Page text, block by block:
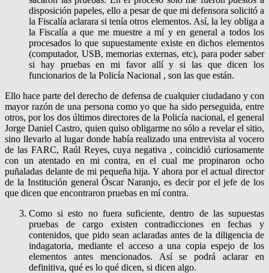
disposición papeles, ello a pesar de que mi defensora solicitó a
la Fiscalía aclarara si tenía otros elementos. Así, la ley obliga a
la Fiscalía a que me muestre a mí y en general a todos los
procesados lo que supuestamente existe en dichos elementos
(computador, USB, memorias externas, etc), para poder saber
si hay pruebas en mi favor allí y si las que dicen los
funcionarios de la Policía Nacional , son las que están.
Ello hace parte del derecho de defensa de cualquier ciudadano y con
mayor razón de una persona como yo que ha sido perseguida, entre
otros, por los dos últimos directores de la Policía nacional, el general
Jorge Daniel Castro, quien quiso obligarme no sólo a revelar el sitio,
sino llevarlo al lugar donde había realizado una entrevista al vocero
de las FARC, Raúl Reyes, cuya negativa , coincidió curiosamente
con un atentado en mi contra, en el cual me propinaron ocho
puñaladas delante de mi pequeña hija. Y ahora por el actual director
de la Institución general Óscar Naranjo, es decir por el jefe de los
que dicen que encontraron pruebas en mí contra.
Como si esto no fuera suficiente, dentro de las supuestas
pruebas de cargo existen contradicciones en fechas y
contenidos, que pido sean aclaradas antes de la diligencia de
indagatoria, mediante el acceso a una copia espejo de los
elementos antes mencionados. Así se podrá aclarar en
definitiva, qué es lo qué dicen, si dicen algo.